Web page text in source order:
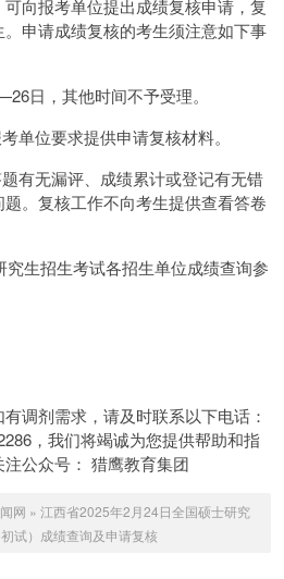
向报考单位提出成绩复核申请，复
申请成绩复核的考生须注意如下事
日，其他时间不予受理。
单位要求提供申请复核材料。
有无漏评、成绩累计或登记有无错
。复核工作不向考生提供查看答卷
生招生考试各招生单位成绩查询参
调剂需求，请及时联系以下电话：
，我们将竭诚为您提供帮助和指
公众号： 猎鹰教育集团
网 » 江西省2025年2月24日全国硕士研究
试）成绩查询及申请复核